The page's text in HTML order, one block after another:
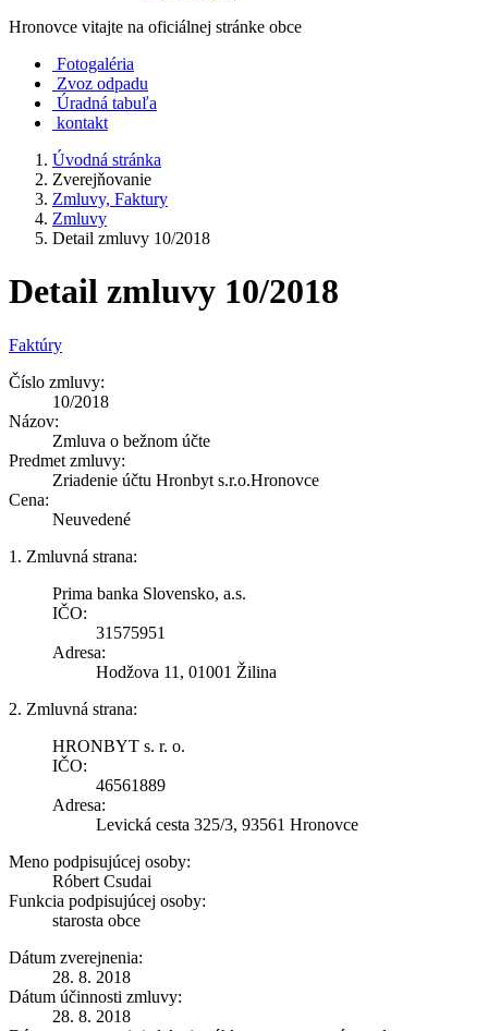
Hronovce vitajte na oficiálnej stránke obce
Fotogaléria
Zvoz odpadu
Úradná tabuľa
kontakt
Úvodná stránka
Zverejňovanie
Zmluvy, Faktury
Zmluvy
Detail zmluvy 10/2018
Detail zmluvy 10/2018
Faktúry
Číslo zmluvy:
10/2018
Názov:
Zmluva o bežnom účte
Predmet zmluvy:
Zriadenie účtu Hronbyt s.r.o.Hronovce
Cena:
Neuvedené
1. Zmluvná strana:
Prima banka Slovensko, a.s.
IČO:
31575951
Adresa:
Hodžova 11, 01001 Žilina
2. Zmluvná strana:
HRONBYT s. r. o.
IČO:
46561889
Adresa:
Levická cesta 325/3, 93561 Hronovce
Meno podpisujúcej osoby:
Róbert Csudai
Funkcia podpisujúcej osoby:
starosta obce
Dátum zverejnenia:
28. 8. 2018
Dátum účinnosti zmluvy:
28. 8. 2018